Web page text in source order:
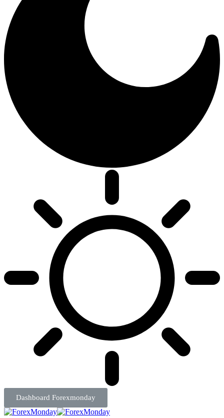
Dashboard Forexmonday